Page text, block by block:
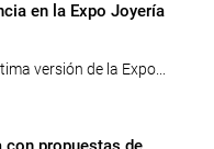
en la Expo Joyería
versión de la Expo...